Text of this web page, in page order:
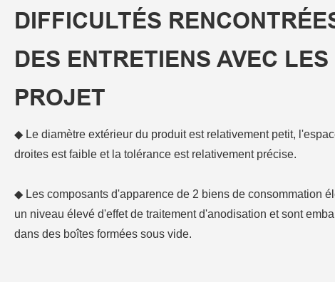
DIFFICULTÉS
DES ENTRETIENS AVEC
PROJET
◆ Le diamètre extérieur du produit est relativement petit,
droites est faible et la tolérance est relativement précise.
◆ Les composants d'apparence de 2 biens de consommation
un niveau élevé d'effet de traitement d'anodisation et sont
dans des boîtes formées sous vide.